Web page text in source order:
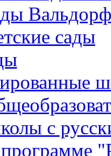
сады
с